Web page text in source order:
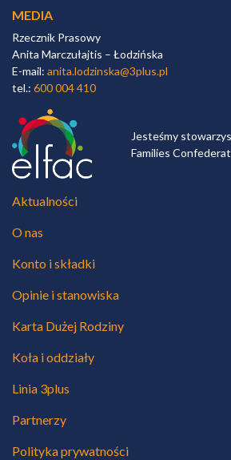
MEDIA
Rzecznik Prasowy
Anita Marczułajtis – Łodzińska
E-mail: anita.lodzinska@3plus.pl
tel.: 600 004 410
Jesteśmy
Families
Aktualności
O nas
Konto i składki
Opinie i stanowiska
Karta Dużej Rodziny
Koła i oddziały
Linia 3plus
Partnerzy
Polityka prywatności